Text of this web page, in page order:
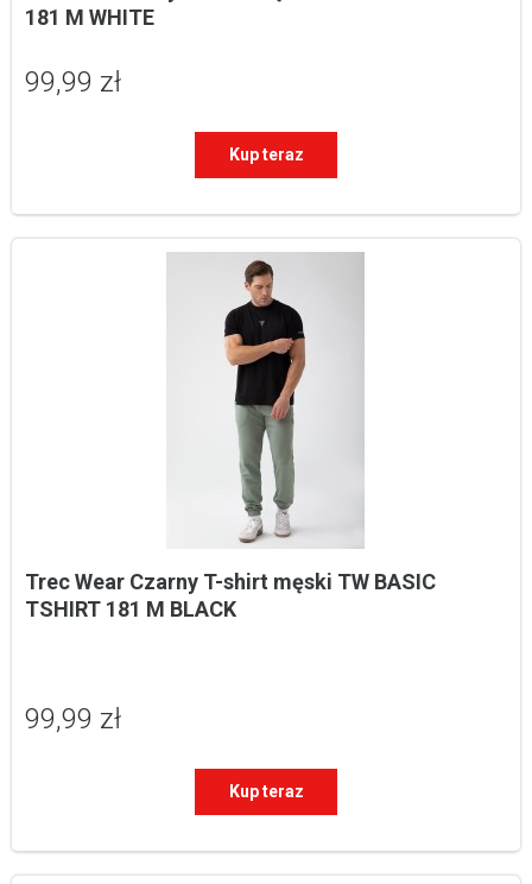
181 M WHITE
99,99 zł
Kup teraz
Trec Wear Czarny T-shirt męski TW BASIC
TSHIRT 181 M BLACK
99,99 zł
Kup teraz